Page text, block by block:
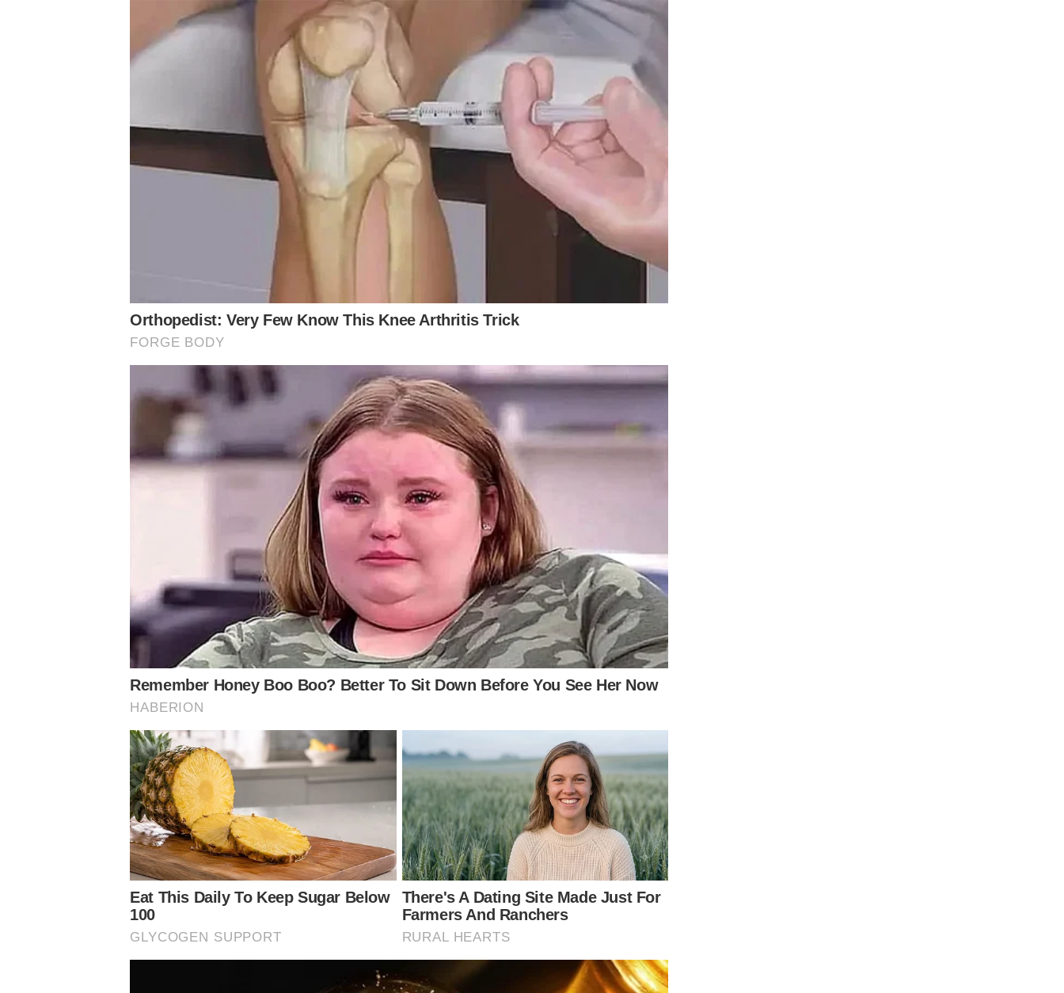
planejamento para que ele pudesse participar do Campeonato Mundial com uma performance esperada para ele,
porque é um atleta que a gente entende que tem um talento, uma qualidade técnica muito alta e que precisava
também ter um físico para conseguir entregar esse resultado. Então durante a preparação, conciliando então
todos esses fatores, a gente conseguiu trazê-lo para o Mundial numa condição em que a carga dele fosse
controlada, estipulamos uma minutagem em que ele conseguia se sentir confortável para desempenhar o jogo e
– Então, infelizmente, mesmo com todo esse controle, as dores persistiram, então a gente entende que esses
sintomas desgastam o atleta, limitam a performance, podem piorar cada vez mais. A gente entende que é um
atleta que faz parte de um projeto de longo prazo, um atleta jovem, um atleta talentoso e explicamos para ele
quais seriam as possibilidades de tratamento e obviamente o atleta entendendo tudo isso, optou-se então por
fazer uma nova investida, um novo tratamento. Aqui a gente não quer que ele passe uma temporada se
desgastando, se colocando em risco para fazer outros tipos de lesão quando o atleta joga nessas circunstâncias.
Foi conversado novamente com o atleta, juntamente com a comissão técnica e chegou-se a conclusão de que o
melhor a se fazer seria interromper essa fase, retroagir um pouco no tratamento para a gente fazer uma nova
investida, uma nova cirurgia. Bom, o novo procedimento basicamente é uma fixação desse osso, a gente
pretende usar um implante que ele seja resistente o suficiente para aguentar a nova carga que ele vai ser
submetido posteriormente, agrega-se, junta-se a essa fixação o que a gente chama de enxerto ósseo que é um
material do próprio corpo do atleta colocado no local da lesão e essa fixação então ela vai prover a estabilidade,
vai deixar o osso com a maior estabilidade possível para aguentar então futuramente as cargas de treinos e jogos
que o atleta será submetido.
Próximo jogo do Palmeiras
– Copa do Mundo de Clubes – 04/07 (sexta-feira), 22h (de Brasília)
Siga o Nosso Palestra nas redes sociais
Conheça o canal do Nosso Palestra no Youtube
Palmeiras Paulinho Verdão